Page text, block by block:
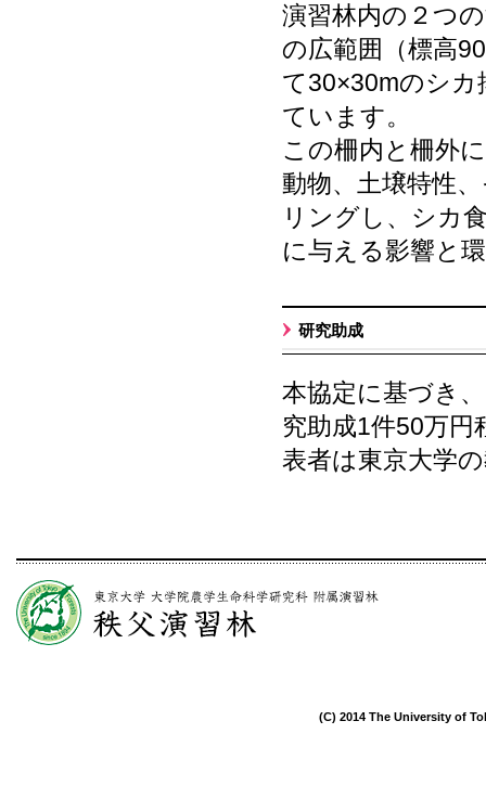
演習林内の２つ
の広範囲（標高
て30×30mのシカ
ています。
この柵内と柵外
動物、土壌特性
リングし、シカ
に与える影響と
研究助成
本協定に基づき
究助成1件50万
表者は東京大学
(C) 2014 The University of